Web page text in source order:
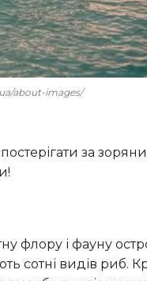
about-images/
сотні видів риб.